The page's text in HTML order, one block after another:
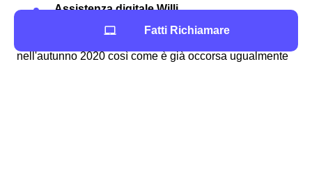
Assistenza digitale Willi
nell'autunno 2020 così come è già occorsa ugualmente
Fatti Richiamare